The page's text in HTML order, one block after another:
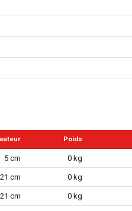
Poids
5 cm 0 kg
21 cm 0 kg
21 cm 0 kg